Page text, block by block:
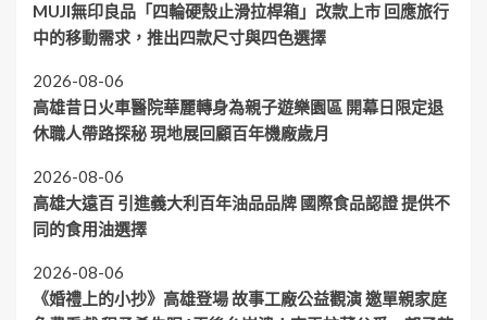
MUJI無印良品「四輪硬殼止滑拉桿箱」改款上市 回應旅行
中的移動需求，推出四款尺寸與四色選擇
2026-08-06
高雄昔日火車醫院華麗轉身為親子遊樂園區 開幕日限定退
休職人帶路探秘 現地展回顧百年機廠歲月
2026-08-06
高雄大遠百 引進義大利百年油品品牌 國際食品認證 提供不
同的食用油選擇
2026-08-06
《婚禮上的小抄》高雄登場 故事工廠公益觀演 邀單親家庭